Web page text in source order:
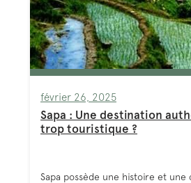
février 26, 2025
Sapa : Une destination
trop touristique ?
Sapa possède une histoire et une